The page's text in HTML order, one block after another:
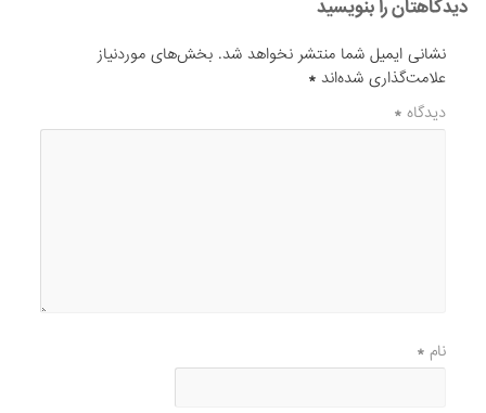
دیدگاهتان را بنویسید
نشانی ایمیل شما منتشر نخواهد شد. بخش‌های موردنیاز
علامت‌گذاری شده‌اند*
دیدگاه*
نام*